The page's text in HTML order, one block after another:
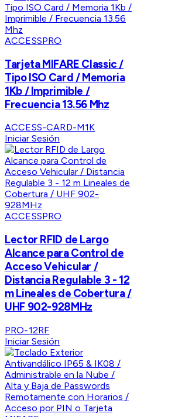
ACCESSPRO
Tarjeta MIFARE Classic /
Tipo ISO Card / Memoria
1Kb / Imprimible /
Frecuencia 13.56 Mhz
ACCESS-CARD-M1K
Iniciar Sesión
ACCESSPRO
Lector RFID de Largo
Alcance para Control de
Acceso Vehicular /
Distancia Regulable 3 - 12
m Lineales de Cobertura /
UHF 902-928MHz
PRO-12RF
Iniciar Sesión